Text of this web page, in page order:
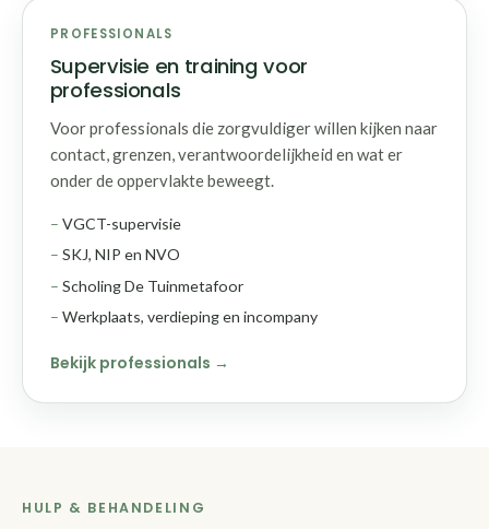
PROFESSIONALS
Supervisie en training voor
professionals
Voor professionals die zorgvuldiger willen kijken naar
contact, grenzen, verantwoordelijkheid en wat er
onder de oppervlakte beweegt.
VGCT-supervisie
SKJ, NIP en NVO
Scholing De Tuinmetafoor
Werkplaats, verdieping en incompany
Bekijk professionals
HULP & BEHANDELING